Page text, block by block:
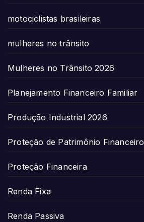
motociclistas brasileiras
mulheres no trânsito
Mulheres no Trânsito 2026
Planejamento Financeiro Familiar
Produção Industrial 2026
Proteção de Patrimônio Financeiro
Proteção Financeira
Renda Fixa
Renda Passiva